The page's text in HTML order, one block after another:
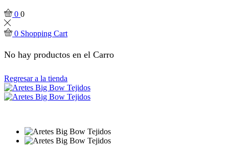
0 0
0 Shopping Cart
No hay productos en el Carro
Regresar a la tienda